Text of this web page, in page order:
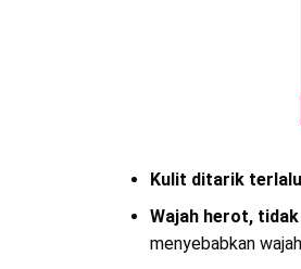
Kulit ditarik
Wajah herot,
menyebabkan